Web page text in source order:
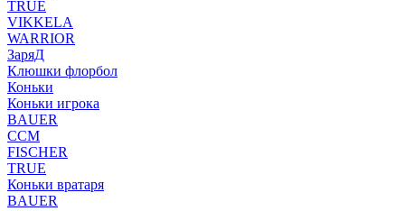
TRUE
VIKKELA
WARRIOR
ЗаряД
Клюшки флорбол
Коньки
Коньки игрока
BAUER
CCM
FISCHER
TRUE
Коньки вратаря
BAUER